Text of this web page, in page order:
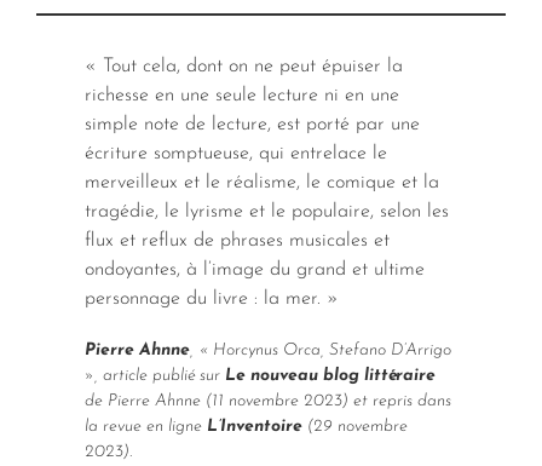
« Tout cela, dont on ne peut épuiser la
richesse en une seule lecture ni en une
simple note de lecture, est porté par une
écriture somptueuse, qui entrelace le
merveilleux et le réalisme, le comique et la
tragédie, le lyrisme et le populaire, selon les
flux et reflux de phrases musicales et
ondoyantes, à l’image du grand et ultime
personnage du livre : la mer. »
Pierre Ahnne , « Horcynus Orca, Stefano D’Arrigo
», article publié sur Le nouveau blog littéraire
de Pierre Ahnne (11 novembre 2023) et repris dans
la revue en ligne L’Inventoire (29 novembre
2023).